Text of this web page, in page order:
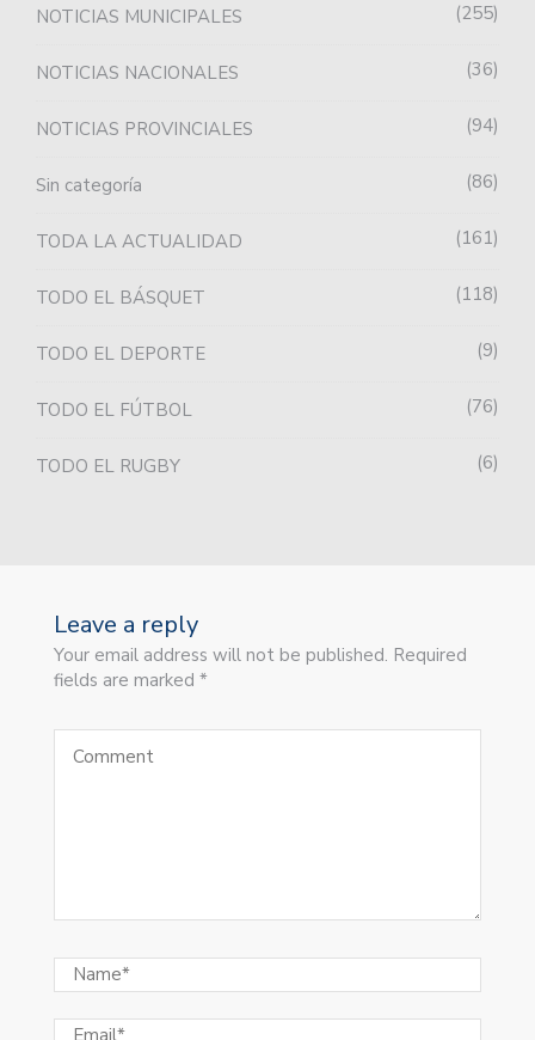
NOTICIAS MUNICIPALES 255
NOTICIAS NACIONALES 36
NOTICIAS PROVINCIALES 94
Sin categoría 86
TODA LA ACTUALIDAD 161
TODO EL BÁSQUET 118
TODO EL DEPORTE 9
TODO EL FÚTBOL 76
TODO EL RUGBY 6
Leave a reply
Your email address will not be published. Required
fields are marked *